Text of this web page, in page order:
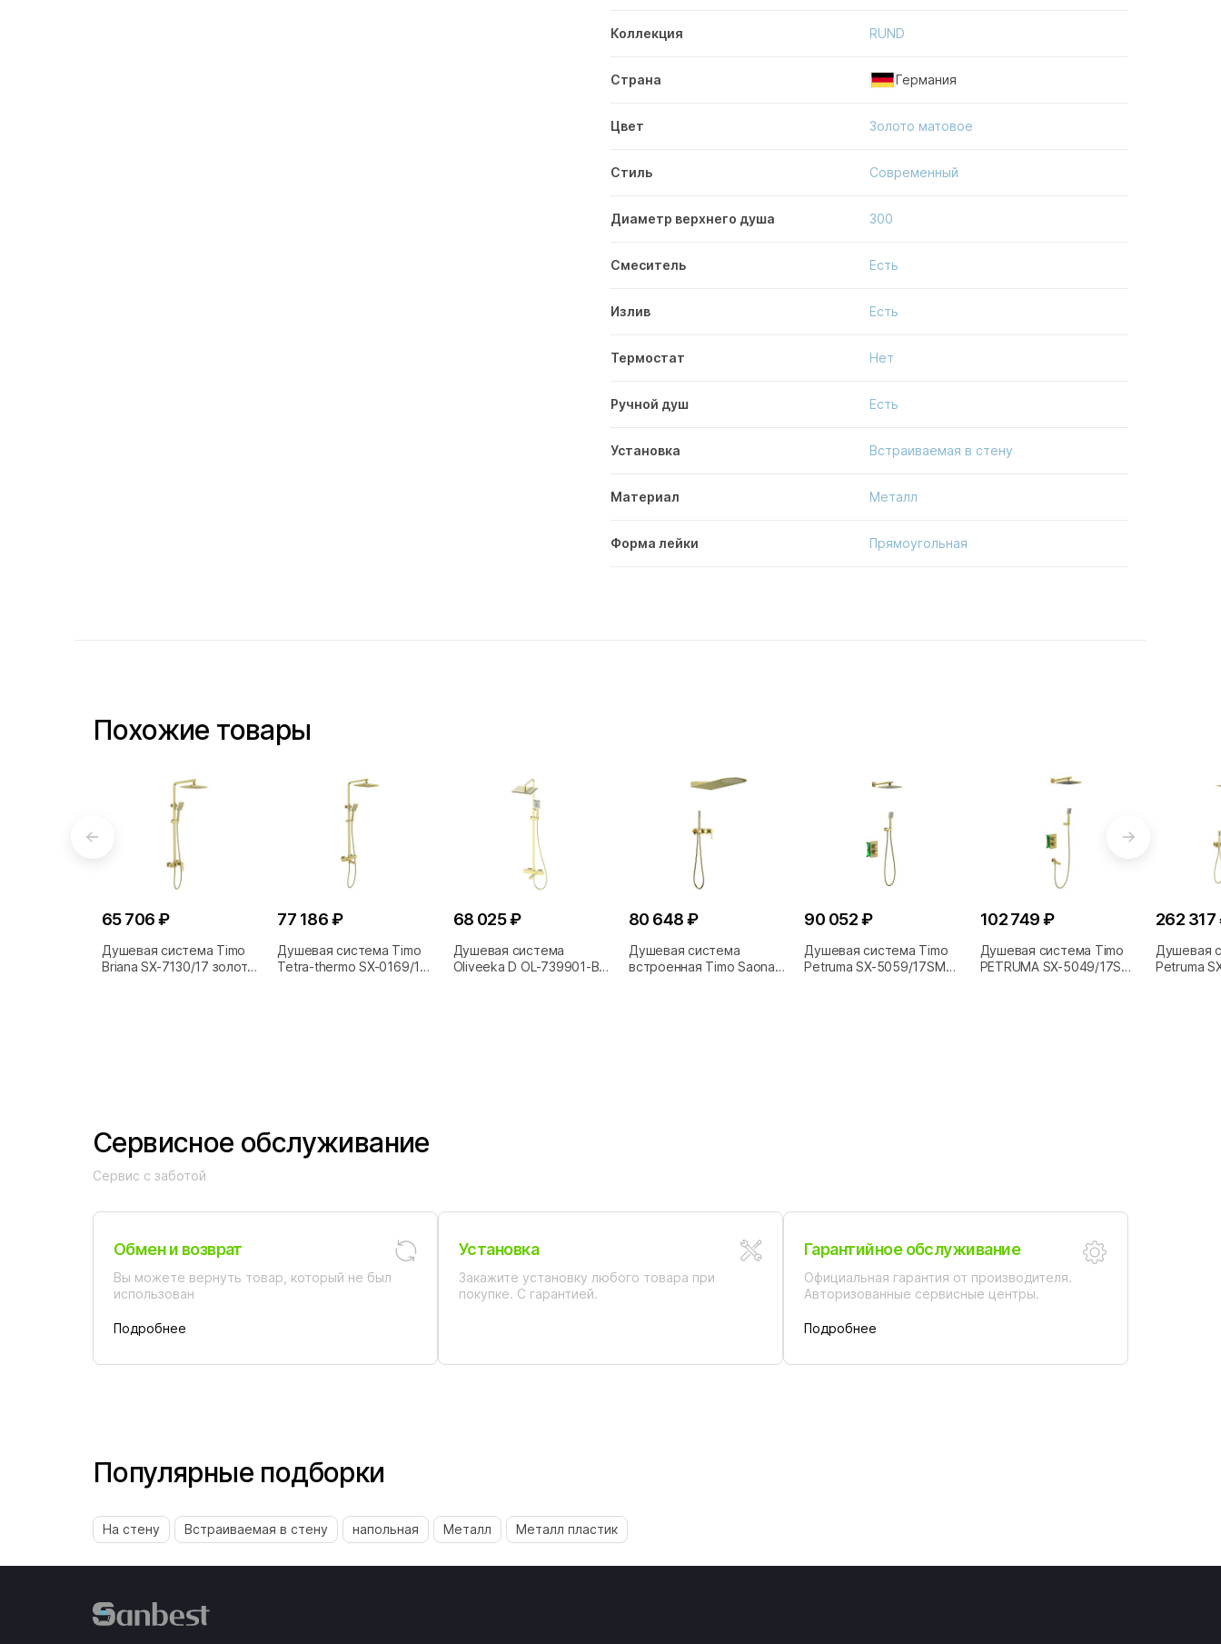
Коллекция RUND
Страна Германия
Цвет Золото матовое
Стиль Современный
Диаметр верхнего душа 300
Смеситель Есть
Излив Есть
Термостат Нет
Ручной душ Есть
Установка Встраиваемая в стену
Материал Металл
Форма лейки Прямоугольная
Похожие товары
65 706 ₽
Душевая система Timo
Briana SX-7130/17 золото
77 186 ₽
Душевая система Timo
Tetra-thermo SX-0169/17
68 025 ₽
Душевая система
Oliveeka D OL-739901-BG
80 648 ₽
Душевая система
встроенная Timo Saona
90 052 ₽
Душевая система Timo
Petruma SX-5059/17SM
102 749 ₽
Душевая система Timo
PETRUMA SX-5049/17SM
262 317
Душевая
Petruma
Сервисное обслуживание
Сервис с заботой
Обмен и возврат
Вы можете вернуть товар, который не был
использован
Подробнее
Установка
Закажите установку любого товара при
покупке. С гарантией.
Гарантийное обслуживание
Официальная гарантия от производителя.
Авторизованные сервисные центры.
Подробнее
Популярные подборки
На стену Встраиваемая в стену напольная Металл Металл пластик